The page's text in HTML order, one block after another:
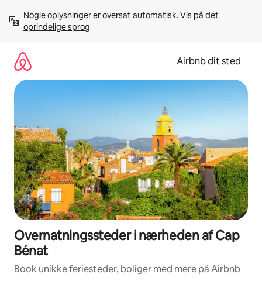
videre
Nogle oplysninger er oversat automatisk. Vis på det
oprindelige sprog
Airbnb dit sted
Overnatningssteder i nærheden af Cap
Bénat
Book unikke feriesteder, boliger med mere på Airbnb